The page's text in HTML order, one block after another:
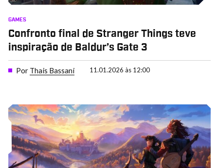
GAMES
Confronto final de Stranger Things teve
inspiração de Baldur’s Gate 3
Por Thais Bassani 11.01.2026 às 12:00